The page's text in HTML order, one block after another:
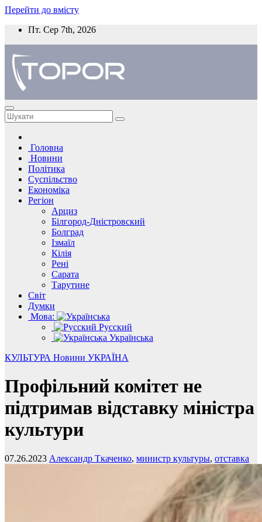
Перейти до вмісту
Пт. Сер 7th, 2026
Головна
Новини
Політика
Суспільство
Економіка
Регіон
Арциз
Білгород-Дністровский
Болград
Ізмаїл
Кілія
Рені
Сарата
Тарутине
Світ
Думки
Мова:
Русский
Українська
КУЛЬТУРА Новини УКРАЇНА
Профільний комітет не
підтримав відставку міністра
культури
07.26.2023 Александр Ткаченко, министр культуры, отставка